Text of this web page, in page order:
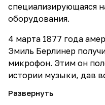
специализирующаяся
оборудования.
4 марта 1877 года
Эмиль Берлинер
микрофон. Этим он
истории музыки, дав
масштабах, а